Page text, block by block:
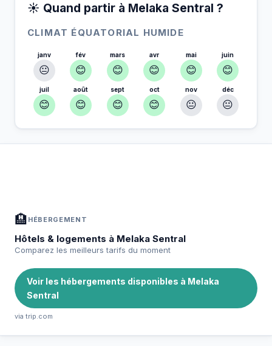
☀️ Quand partir à Melaka Sentral ?
CLIMAT ÉQUATORIAL HUMIDE
janv
😐
fév
😊
mars
😊
avr
😊
mai
😊
juin
😊
juil
😊
août
😊
sept
😊
oct
😊
nov
😐
déc
😐
🏨 HÉBERGEMENT
Hôtels & logements à Melaka Sentral
Comparez les meilleurs tarifs du moment
Voir les hébergements disponibles à Melaka
Sentral
via trip.com